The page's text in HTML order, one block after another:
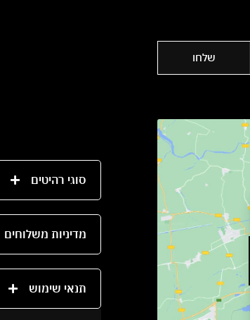
שלחו
סוגי רהיטים
מדיניות משלוחים
תנאי שימוש